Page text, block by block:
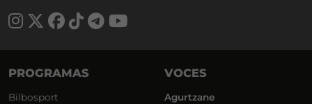
PROGRAMAS
Bilbosport
VOCES
Agurtzane